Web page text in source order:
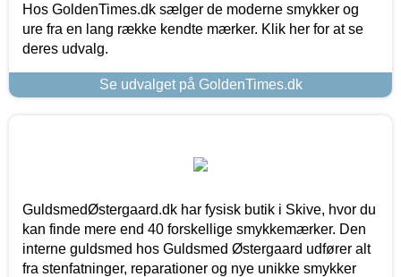
Hos GoldenTimes.dk sælger de moderne smykker og
ure fra en lang række kendte mærker. Klik her for at se
deres udvalg.
Se udvalget på GoldenTimes.dk
GuldsmedØstergaard.dk har fysisk butik i Skive, hvor du
kan finde mere end 40 forskellige smykkemærker. Den
interne guldsmed hos Guldsmed Østergaard udfører alt
fra stenfatninger, reparationer og nye unikke smykker